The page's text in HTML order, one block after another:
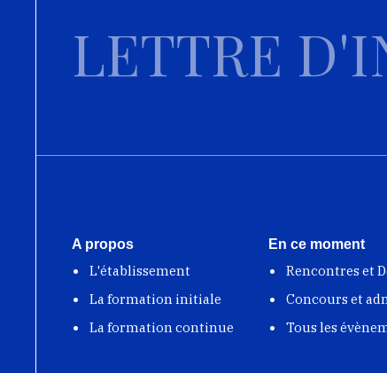
LETTRE
A propos
L'établissement
La formation initiale
La formation continue
En ce moment
Rencontres et
Concours et
Tous les